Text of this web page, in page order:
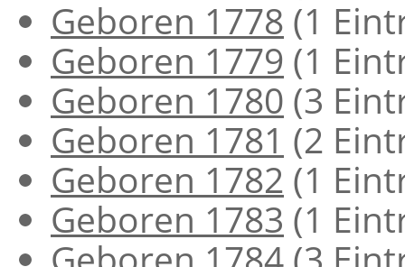
Geboren 1778 (1
Geboren 1779 (1
Geboren 1780 (3
Geboren 1781 (2
Geboren 1782 (1
Geboren 1783 (1